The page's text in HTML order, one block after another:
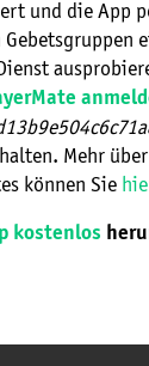
und die App
Gebetsgruppen
Mehr
können Sie
kostenlos